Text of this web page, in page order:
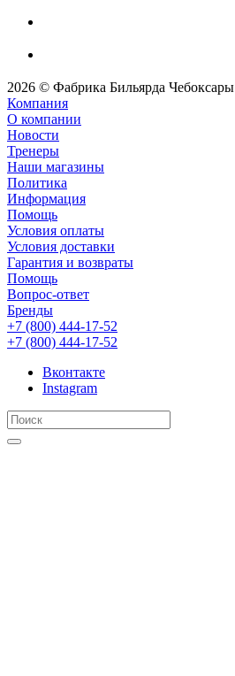
2026 © Фабрика Бильярда Чебоксары
Компания
О компании
Новости
Тренеры
Наши магазины
Политика
Информация
Помощь
Условия оплаты
Условия доставки
Гарантия и возвраты
Помощь
Вопрос-ответ
Бренды
+7 (800) 444-17-52
+7 (800) 444-17-52
Вконтакте
Instagram